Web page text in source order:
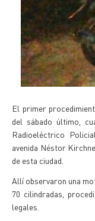
El primer
del sábado último,
Radioeléctrico
avenida Néstor
de esta ciudad.
Allí observaron una
70 cilindradas,
legales.